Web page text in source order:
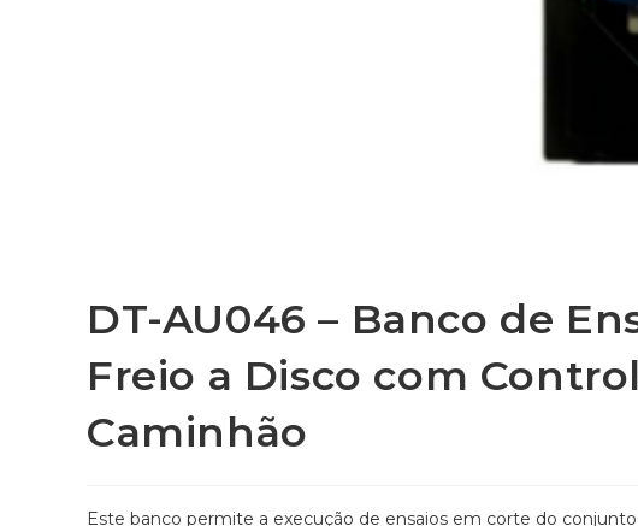
DT-AU046 – Banco de
Freio a Disco com
Caminhão
Este banco permite a execução de ensaios em corte do